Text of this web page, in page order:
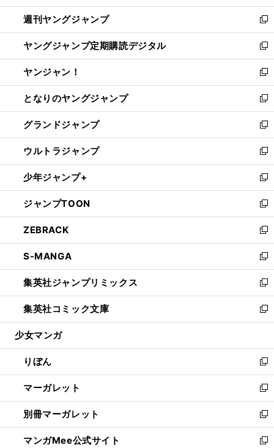
開
く
ウ
で
開
く
ン
ド
ウ
で
開
く
ウ
ィ
ン
ド
ウ
で
開
く
週刊ヤングジャンプ
新
し
い
ウ
ィ
ン
ド
ウ
で
開
く
ヤングジャンプ定期購読デジタル
新
し
い
ウ
ィ
ン
ド
ウ
で
開
く
ヤンジャン！
新
し
い
ウ
ィ
ン
ド
ウ
で
開
く
となりのヤングジャンプ
新
し
い
ウ
ィ
ン
ド
ウ
で
開
く
グランドジャンプ
新
し
い
ウ
ィ
ン
ド
ウ
で
開
く
ウルトラジャンプ
新
し
い
ウ
ィ
ン
ド
ウ
で
開
く
少年ジャンプ+
新
し
い
ウ
ィ
ン
ド
ウ
で
開
く
ジャンプTOON
新
し
い
ウ
ィ
ン
ド
ウ
で
開
ZEBRACK
新
し
い
ウ
ィ
ン
ド
ウ
開
く
S-MANGA
新
し
い
ウ
ィ
ン
ウ
で
開
く
集英社ジャンプリミックス
新
し
い
ウ
ン
ド
ウ
で
開
く
集英社コミック文庫
新
し
ウ
ィ
ン
ド
ウ
で
開
く
少女マンガ
りぼん
新
し
い
ウ
ィ
ン
ド
マーガレット
新
し
い
ウ
ィ
別冊マーガレット
新
し
い
マンガMee公式サイト 新